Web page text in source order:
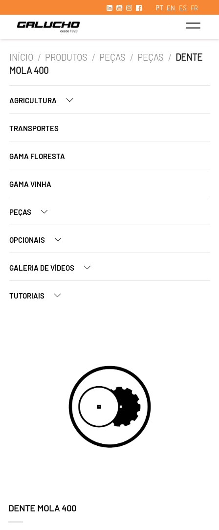
PT EN ES FR
INÍCIO / PRODUTOS / PEÇAS / PEÇAS / DENTE
MOLA 400
AGRICULTURA
TRANSPORTES
GAMA FLORESTA
GAMA VINHA
PEÇAS
OPCIONAIS
GALERIA DE VÍDEOS
TUTORIAIS
DENTE MOLA 400